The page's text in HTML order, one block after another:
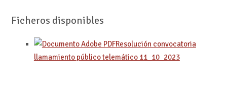
Ficheros disponibles
Resolución convocatoria
llamamiento público telemático 11_10_2023